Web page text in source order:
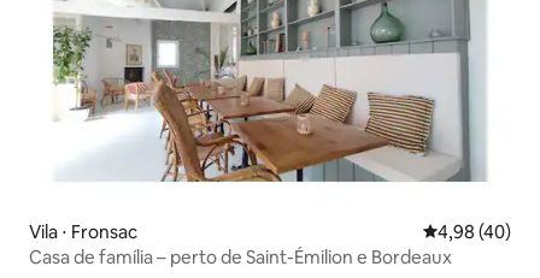
Vila ⋅ Fronsac 4,98 de uma
4,98 (40)
Casa de família – perto de Saint-Émilion e Bordeaux